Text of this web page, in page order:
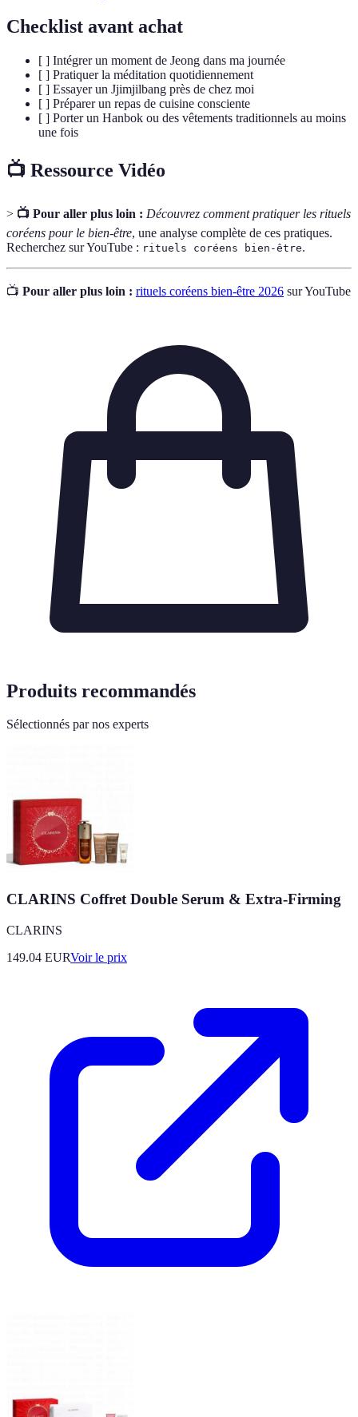
Checklist avant achat
[ ] Intégrer un moment de Jeong dans ma journée
[ ] Pratiquer la méditation quotidiennement
[ ] Essayer un Jjimjilbang près de chez moi
[ ] Préparer un repas de cuisine consciente
[ ] Porter un Hanbok ou des vêtements traditionnels au moins
une fois
📺 Ressource Vidéo
> 📺 Pour aller plus loin : Découvrez comment pratiquer les rituels
coréens pour le bien-être, une analyse complète de ces pratiques.
Recherchez sur YouTube : rituels coréens bien-être.
📺 Pour aller plus loin : rituels coréens bien-être 2026 sur YouTube
Produits recommandés
Sélectionnés par nos experts
CLARINS Coffret Double Serum & Extra-Firming
CLARINS
149.04 EURVoir le prix